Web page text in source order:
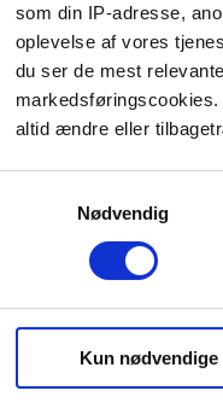
som din IP-adresse,
oplevelse af vores
du ser de mest
altid ændre eller
Nødvendig
Kun nødvendige
og charme på